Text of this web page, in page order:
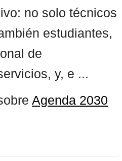
no solo técnicos
estudiantes,
de
y, e ...
Agenda 2030